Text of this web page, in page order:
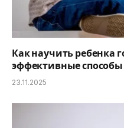
Как научить ребенка
эффективные
23.11.2025